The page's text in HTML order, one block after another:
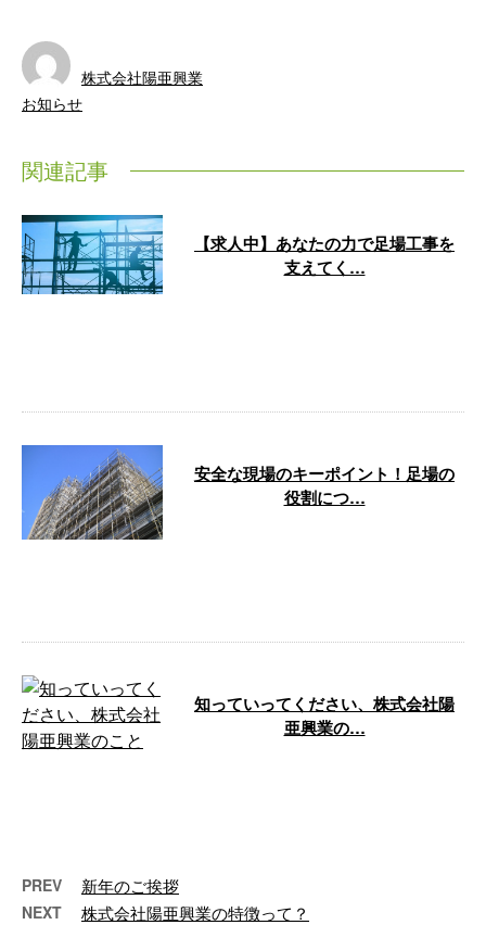
株式会社陽亜興業
お知らせ
関連記事
【求人中】あなたの力で足場工事を
支えてく…
安全な現場のキーポイント！足場の
役割につ…
知っていってください、株式会社陽
亜興業の…
PREV 新年のご挨拶
NEXT 株式会社陽亜興業の特徴って？